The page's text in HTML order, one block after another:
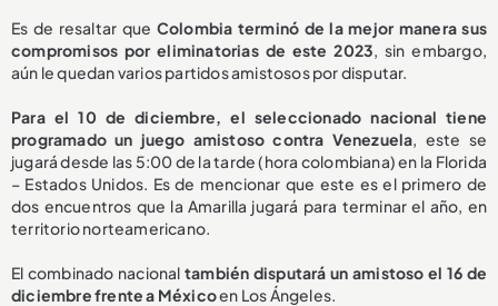
Es de resaltar que Colombia terminó de la mejor manera sus
compromisos por eliminatorias de este 2023, sin embargo,
aún le quedan varios partidos amistosos por disputar.
Para el 10 de diciembre, el seleccionado nacional tiene
programado un juego amistoso contra Venezuela, este se
jugará desde las 5:00 de la tarde (hora colombiana) en la Florida
– Estados Unidos. Es de mencionar que este es el primero de
dos encuentros que la Amarilla jugará para terminar el año, en
territorio norteamericano.
El combinado nacionaltambién disputará un amistoso el 16 de
diciembre frente a Méxicoen Los Ángeles.